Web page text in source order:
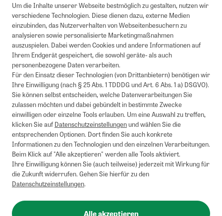
Um die Inhalte unserer Webseite bestmöglich zu gestalten, nutzen wir
verschiedene Technologien. Diese dienen dazu, externe Medien
einzubinden, das Nutzerverhalten von Webseitenbesuchern zu
analysieren sowie personalisierte Marketingmaßnahmen
auszuspielen. Dabei werden Cookies und andere Informationen auf
Ihrem Endgerät gespeichert, die sowohl geräte- als auch
personenbezogene Daten verarbeiten.
Für den Einsatz dieser Technologien (von Drittanbietern) benötigen wir
Ihre Einwilligung (nach § 25 Abs. 1 TDDDG und Art. 6 Abs. 1 a) DSGVO).
Sie können selbst entscheiden, welche Datenverarbeitungen Sie
zulassen möchten und dabei gebündelt in bestimmte Zwecke
einwilligen oder einzelne Tools erlauben. Um eine Auswahl zu treffen,
klicken Sie aufDatenschutzeinstellungenund wählen Sie die
entsprechenden Optionen. Dort finden Sie auch konkrete
Informationen zu den Technologien und den einzelnen Verarbeitungen.
Beim Klick auf "Alle akzeptieren" werden alle Tools aktiviert.
Ihre Einwilligung können Sie (auch teilweise) jederzeit mit Wirkung für
die Zukunft widerrufen. Gehen Sie hierfür zu den
Datenschutzeinstellungen.
Alle akzeptieren
Mindestbestellwert von 50€. Nicht anwendbar auf Produkte, die der
Buchpreisbindung unterliegen, ZEIT-Akademie, e-Books. Keine
Barauszahlung möglich. Nicht mit weiteren Gutscheinen/Rabatten
kombinierbar.
Briefsendungen sind vom kostenlosen Rückversand ausgeschlossen.
Weitere Informationen zu Rücksendungen finden Sie hier.
Alle Preise inkl. gesetzl. MwSt. zzgl. Versandkosten
AGB
Instagram Pinterest